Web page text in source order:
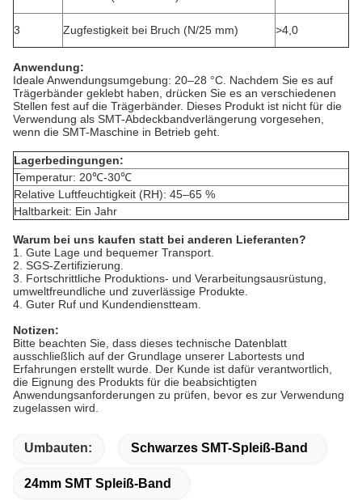
3 Zugfestigkeit bei Bruch (N/25 mm) >4,0
Anwendung:
Ideale Anwendungsumgebung: 20–28 °C. Nachdem Sie es auf
Trägerbänder geklebt haben, drücken Sie es an verschiedenen
Stellen fest auf die Trägerbänder. Dieses Produkt ist nicht für die
Verwendung als SMT-Abdeckbandverlängerung vorgesehen,
wenn die SMT-Maschine in Betrieb geht.
Lagerbedingungen:
Temperatur: 20℃-30℃
Relative Luftfeuchtigkeit (RH): 45–65 %
Haltbarkeit: Ein Jahr
Warum bei uns kaufen statt bei anderen Lieferanten?
1. Gute Lage und bequemer Transport.
2. SGS-Zertifizierung.
3. Fortschrittliche Produktions- und Verarbeitungsausrüstung,
umweltfreundliche und zuverlässige Produkte.
4. Guter Ruf und Kundendienstteam.
Notizen:
Bitte beachten Sie, dass dieses technische Datenblatt
ausschließlich auf der Grundlage unserer Labortests und
Erfahrungen erstellt wurde. Der Kunde ist dafür verantwortlich,
die Eignung des Produkts für die beabsichtigten
Anwendungsanforderungen zu prüfen, bevor es zur Verwendung
zugelassen wird.
Umbauten: Schwarzes SMT-Spleiß-Band
24mm SMT Spleiß-Band